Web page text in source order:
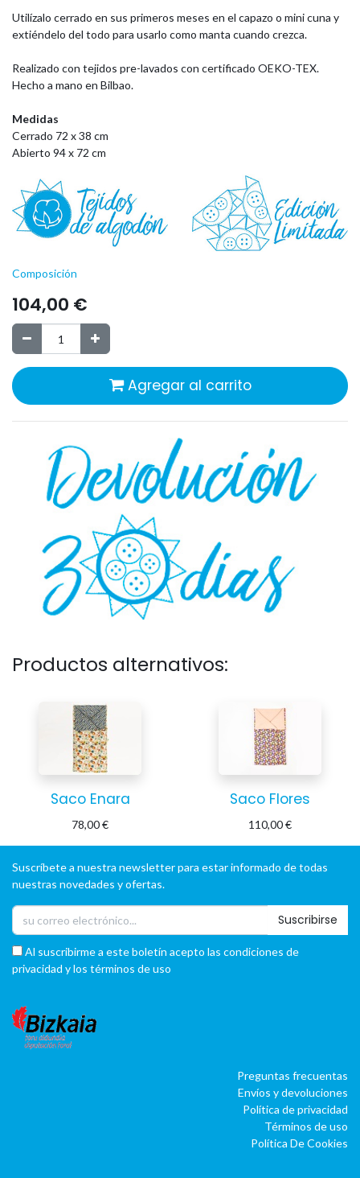
Utilízalo cerrado en sus primeros meses en el capazo o mini cuna y
extiéndelo del todo para usarlo como manta cuando crezca.
Realizado con tejidos pre-lavados con certificado OEKO-TEX.
Hecho a mano en Bilbao.
Medidas
Cerrado 72 x 38 cm
Abierto 94 x 72 cm
Composición
104,00 €
Agregar al carrito
Productos alternativos:
Saco Enara
78,00€
Saco Flores
110,00€
Suscríbete a nuestra newsletter para estar informado de todas
nuestras novedades y ofertas.
Suscribirse
Al suscribirme a este boletín acepto las condiciones de
privacidad y los términos de uso
Preguntas frecuentas
Envíos y devoluciones
Política de privacidad
Términos de uso
Política De Cookies